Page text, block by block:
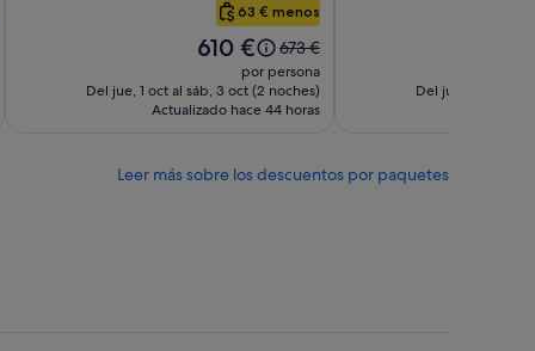
63 € menos
El
precio
es
de
610 €
El
precio
era
de
más
673 €
por persona
Del jue, 1 oct al sáb, 3 oct (2 noches)
Actualizado hace 44 horas
Del jue, 1 oct al
Leer más sobre los descuentos por paquetes